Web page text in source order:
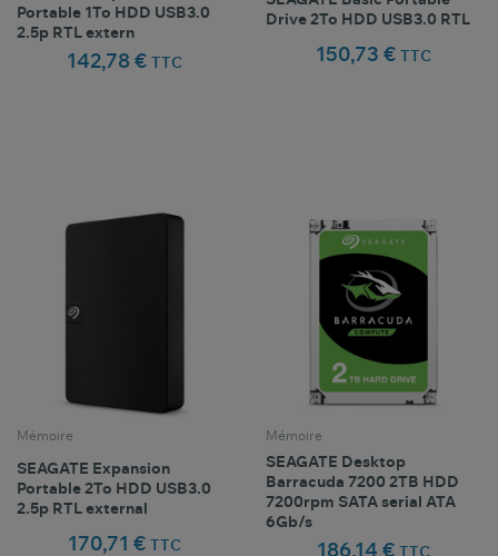
Portable 1To HDD USB3.0
2.5p RTL extern
142,78 € TTC
Drive 2To HDD USB3.0 RTL
150,73 € TTC
Mémoire
SEAGATE Expansion
Portable 2To HDD USB3.0
2.5p RTL external
170,71 € TTC
Mémoire
SEAGATE Desktop
Barracuda 7200 2TB HDD
7200rpm SATA serial ATA
6Gb/s
186,14 € TTC